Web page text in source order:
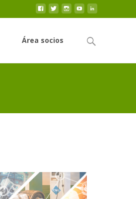
Área socios
Buscar